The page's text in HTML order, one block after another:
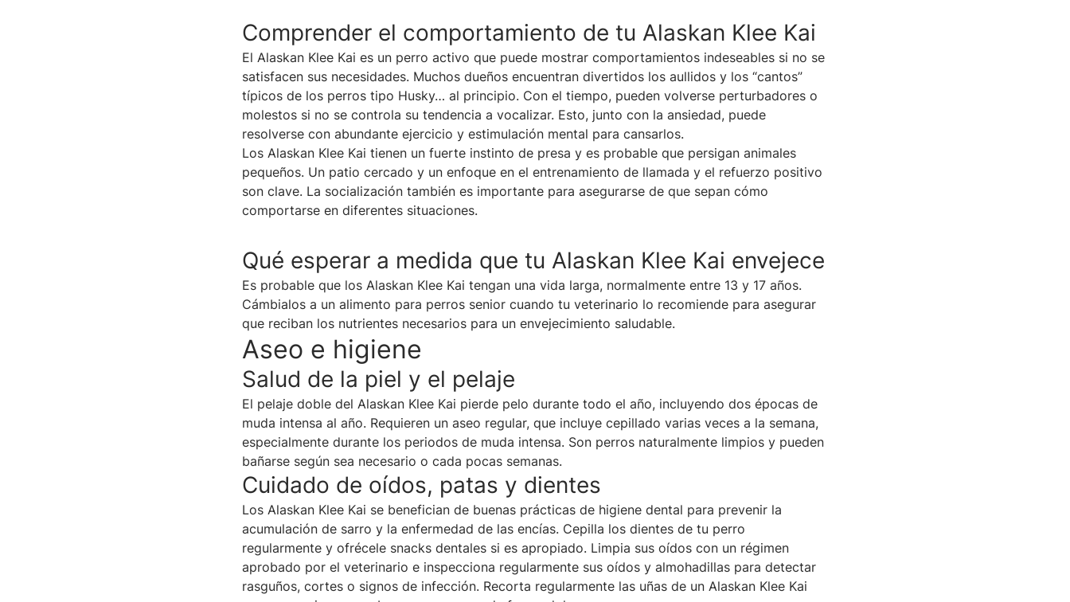
Comprender el comportamiento de tu Alaskan Klee Kai
El Alaskan Klee Kai es un perro activo que puede mostrar comportamientos indeseables si no se
satisfacen sus necesidades. Muchos dueños encuentran divertidos los aullidos y los “cantos”
típicos de los perros tipo Husky… al principio. Con el tiempo, pueden volverse perturbadores o
molestos si no se controla su tendencia a vocalizar. Esto, junto con la ansiedad, puede
resolverse con abundante ejercicio y estimulación mental para cansarlos.
Los Alaskan Klee Kai tienen un fuerte instinto de presa y es probable que persigan animales
pequeños. Un patio cercado y un enfoque en el entrenamiento de llamada y el refuerzo positivo
son clave. La socialización también es importante para asegurarse de que sepan cómo
comportarse en diferentes situaciones.
Qué esperar a medida que tu Alaskan Klee Kai envejece
Es probable que los Alaskan Klee Kai tengan una vida larga, normalmente entre 13 y 17 años.
Cámbialos a un alimento para perros senior cuando tu veterinario lo recomiende para asegurar
que reciban los nutrientes necesarios para un envejecimiento saludable.
Aseo e higiene
Salud de la piel y el pelaje
El pelaje doble del Alaskan Klee Kai pierde pelo durante todo el año, incluyendo dos épocas de
muda intensa al año. Requieren un aseo regular, que incluye cepillado varias veces a la semana,
especialmente durante los periodos de muda intensa. Son perros naturalmente limpios y pueden
bañarse según sea necesario o cada pocas semanas.
Cuidado de oídos, patas y dientes
Los Alaskan Klee Kai se benefician de buenas prácticas de higiene dental para prevenir la
acumulación de sarro y la enfermedad de las encías. Cepilla los dientes de tu perro
regularmente y ofrécele snacks dentales si es apropiado. Limpia sus oídos con un régimen
aprobado por el veterinario e inspecciona regularmente sus oídos y almohadillas para detectar
rasguños, cortes o signos de infección. Recorta regularmente las uñas de un Alaskan Klee Kai